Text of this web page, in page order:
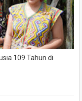
109 Tahun di